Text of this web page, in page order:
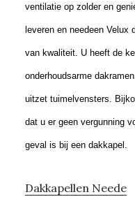
ventilatie op zolder en
leveren en needeen Velux
van kwaliteit. U heeft de
onderhoudsarme
uitzet tuimelvensters.
dat u er geen vergunning
geval is bij een dakkapel.
Dakkapellen Neede